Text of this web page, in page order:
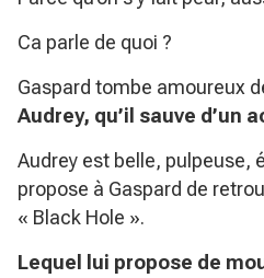
Ca parle de quoi ?
Gaspard tombe amoureux
Audrey, qu’il sauve d’un
Audrey est belle, pulpeuse,
propose à Gaspard de
« Black Hole ».
Lequel lui propose de